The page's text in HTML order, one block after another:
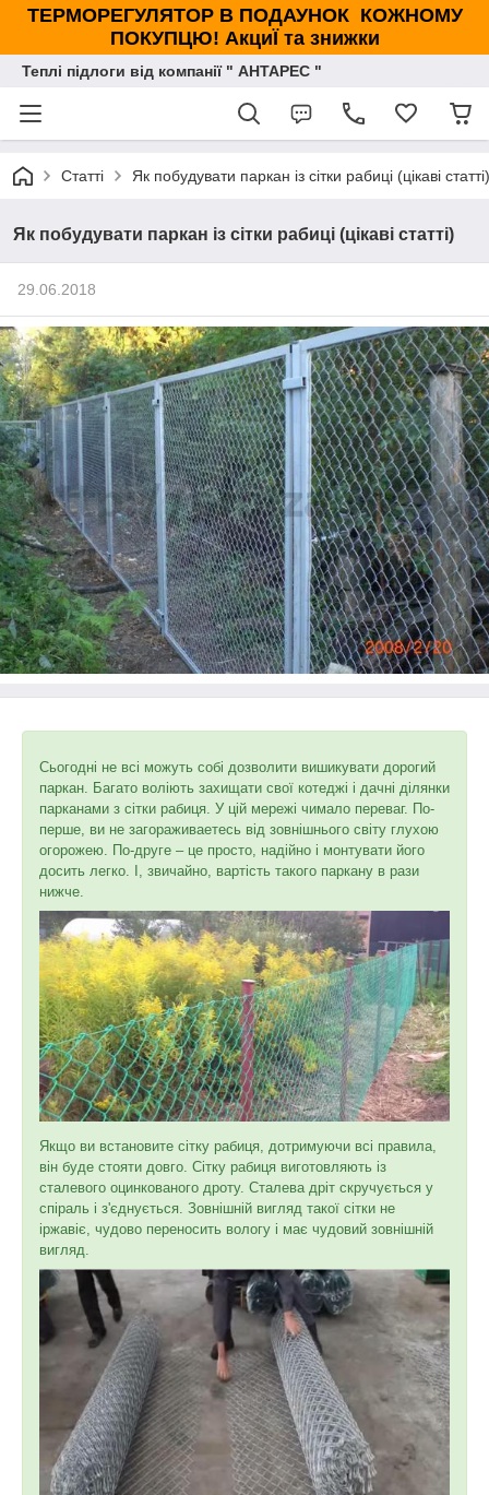
ТЕРМОРЕГУЛЯТОР В ПОДАУНОК КОЖНОМУ
ПОКУПЦЮ! АкциЇ та знижки
Теплі підлоги від компанії " АНТАРЕС "
Статті Як побудувати паркан із сітки рабиці (цікаві статті)
Як побудувати паркан із сітки рабиці (цікаві статті)
29.06.2018
Сьогодні не всі можуть собі дозволити вишикувати дорогий
паркан. Багато воліють захищати свої котеджі і дачні ділянки
парканами з сітки рабиця. У цій мережі чимало переваг. По-
перше, ви не загораживаетесь від зовнішнього світу глухою
огорожею. По-друге – це просто, надійно і монтувати його
досить легко. І, звичайно, вартість такого паркану в рази
нижче.
Якщо ви встановите сітку рабиця, дотримуючи всі правила,
він буде стояти довго. Сітку рабиця виготовляють із
сталевого оцинкованого дроту. Сталева дріт скручується у
спіраль і з'єднується. Зовнішній вигляд такої сітки не
іржавіє, чудово переносить вологу і має чудовий зовнішній
вигляд.